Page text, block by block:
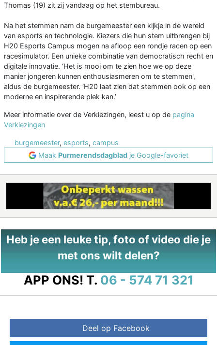
Thomas (19) zit zij vandaag op het stembureau.
Na het stemmen nam de burgemeester een kijkje in de wereld
van esports en technologie. Kiezers die hun stem uitbrengen bij
H20 Esports Campus mogen na afloop een rondje racen op een
racesimulator. Een unieke combinatie van democratisch recht en
digitale innovatie. ‘Het is mooi om te zien hoe we op deze
manier jongeren kunnen enthousiasmeren om te stemmen',
aldus de burgemeester. ‘H20 laat zien dat stemmen ook op een
moderne en inspirerende plek kan.’
Meer informatie over de Verkiezingen, leest u op de pagina
Verkiezingen
burgemeester, esports, campus
Maak Purmerendsdagblad je Google-favoriet
Heb je een leuke tip, foto of video die je
met ons wilt delen?
APP ONS! T. 06 - 574 71 321
Deel op Facebook